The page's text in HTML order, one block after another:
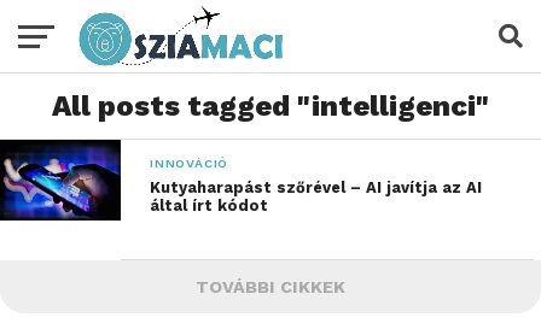
All posts tagged "intelligenci"
INNOVÁCIÓ
Kutyaharapást szőrével – AI javítja az AI
által írt kódot
TOVÁBBI CIKKEK